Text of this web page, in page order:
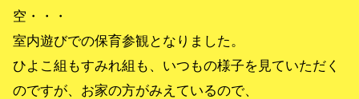
空・・・
室内遊びでの保育参観となりました。
ひよこ組もすみれ組も、いつもの様子を見ていただく
のですが、お家の方がみえているので、